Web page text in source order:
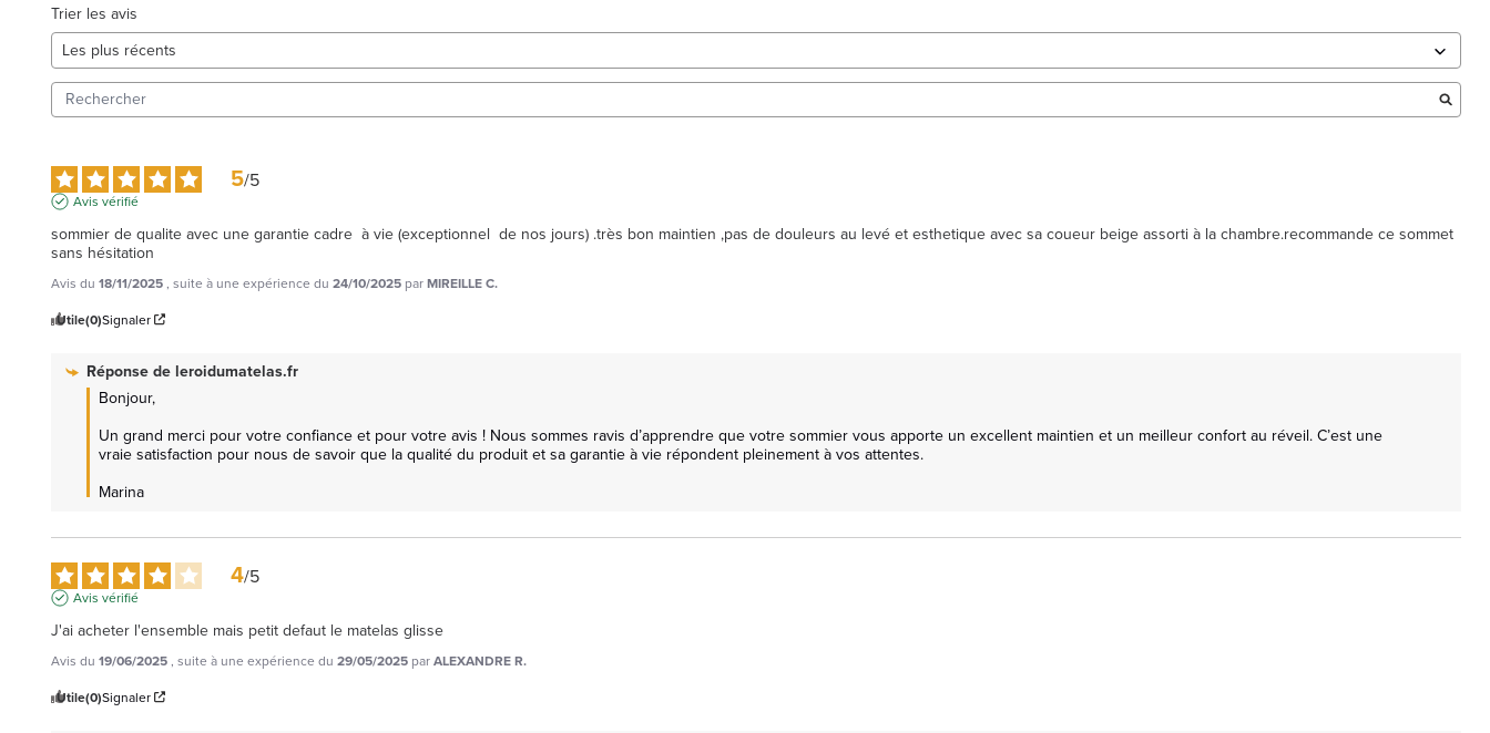
Trier les avis
5/5
Avis vérifié
sommier de qualite avec une garantie cadre  à vie (exceptionnel  de nos jours) .très bon maintien ,pas de douleurs au levé et esthetique avec sa coueur beige assorti à la chambre.recommande ce sommet
sans hésitation
Avis du 18/11/2025, suite à une expérience du 24/10/2025 parMIREILLE C.
Utile(0)Signaler
Réponse deleroidumatelas.fr
Bonjour,
Un grand merci pour votre confiance et pour votre avis ! Nous sommes ravis d’apprendre que votre sommier vous apporte un excellent maintien et un meilleur confort au réveil. C’est une
vraie satisfaction pour nous de savoir que la qualité du produit et sa garantie à vie répondent pleinement à vos attentes.
Marina
4/5
Avis vérifié
J'ai acheter l'ensemble mais petit defaut le matelas glisse
Avis du 19/06/2025, suite à une expérience du 29/05/2025 parALEXANDRE R.
Utile(0)Signaler